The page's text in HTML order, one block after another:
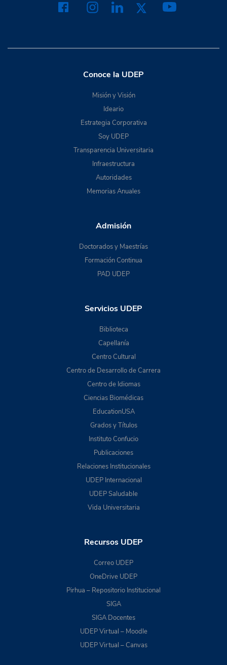
Conoce la UDEP
Misión y Visión
Ideario
Estrategia Corporativa
Soy UDEP
Transparencia Universitaria
Infraestructura
Autoridades
Memorias Anuales
Admisión
Doctorados y Maestrías
Formación Continua
PAD UDEP
Servicios UDEP
Biblioteca
Capellanía
Centro Cultural
Centro de Desarrollo de Carrera
Centro de Idiomas
Ciencias Biomédicas
EducationUSA
Grados y Títulos
Instituto Confucio
Publicaciones
Relaciones Institucionales
UDEP Internacional
UDEP Saludable
Vida Universitaria
Recursos UDEP
Correo UDEP
OneDrive UDEP
Pirhua – Repositorio Institucional
SIGA
SIGA Docentes
UDEP Virtual – Moodle
UDEP Virtual – Canvas